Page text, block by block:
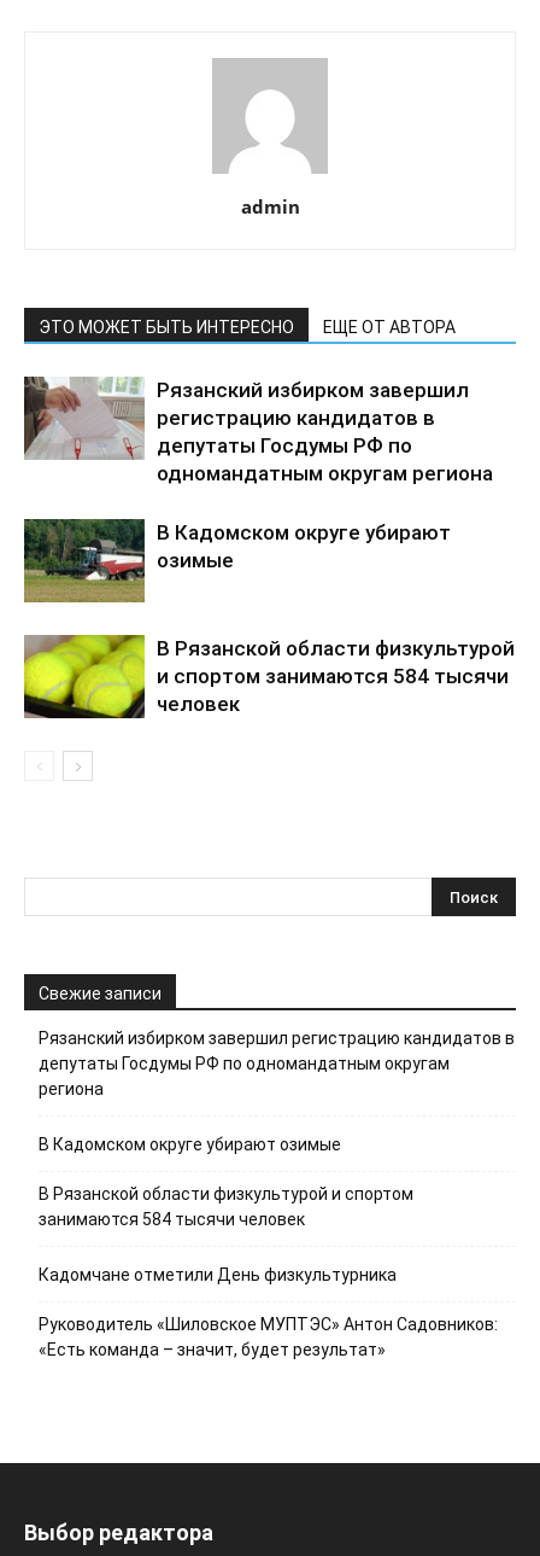
admin
ЭТО МОЖЕТ БЫТЬ ИНТЕРЕСНО ЕЩЕ ОТ АВТОРА
Рязанский избирком завершил
регистрацию кандидатов в
депутаты Госдумы РФ по
одномандатным округам региона
В Кадомском округе убирают
озимые
В Рязанской области физкультурой
и спортом занимаются 584 тысячи
человек
Свежие записи
Рязанский избирком завершил регистрацию кандидатов в
депутаты Госдумы РФ по одномандатным округам
региона
В Кадомском округе убирают озимые
В Рязанской области физкультурой и спортом
занимаются 584 тысячи человек
Кадомчане отметили День физкультурника
Руководитель «Шиловское МУПТЭС» Антон Садовников:
«Есть команда – значит, будет результат»
Выбор редактора